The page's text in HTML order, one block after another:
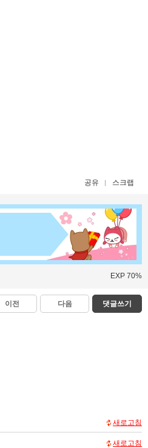
공유 스크랩
EXP 70%
이전 다음 댓글쓰기
새로고침
새로고침